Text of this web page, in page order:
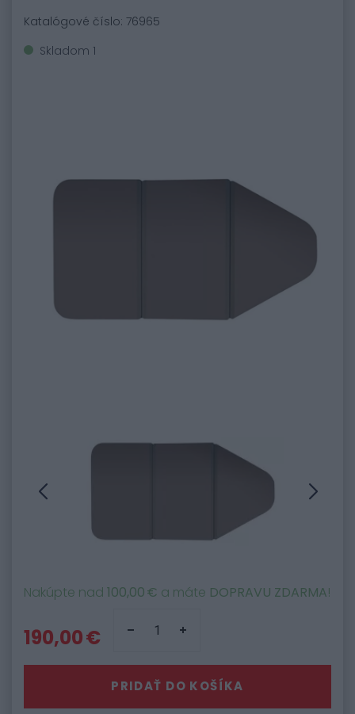
Katalógové číslo: 76965
Skladom 1
Nakúpte nad 100,00 € a máte DOPRAVU ZDARMA!
190,00 €
PRIDAŤ DO KOŠÍKA